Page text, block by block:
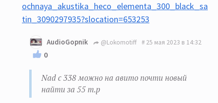
ochnaya_akustika_heco_elementa_300_black_sa
tin_3090297935?slocation=653253
AudioGopnik @Lokomotiff 25 мая 2023 в 14:32
0
Nad c 338 можно на авито почти новый
найти за 55 т.р